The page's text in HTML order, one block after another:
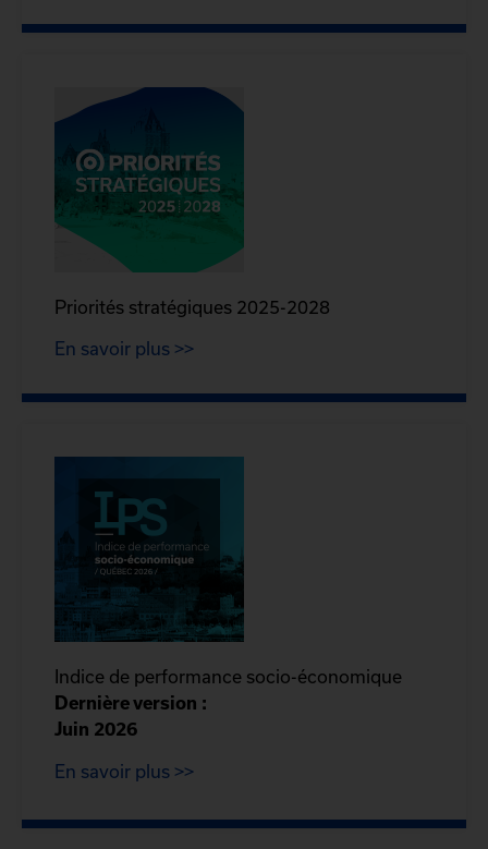
Priorités stratégiques 2025-2028
En savoir plus >>
Indice de performance socio-économique
Dernière version :
Juin 2026
En savoir plus >>